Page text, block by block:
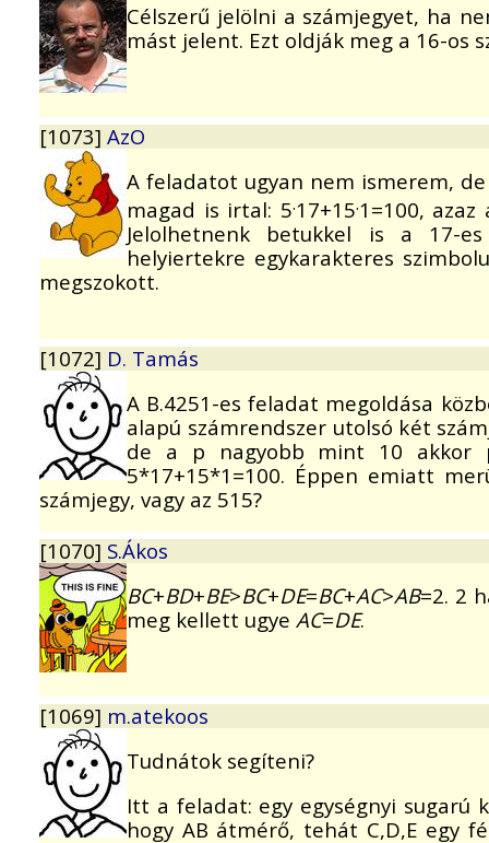
Célszerű jelölni a számjegyet, ha
mást jelent. Ezt oldják meg a 16-os
[1073] AzO
A feladatot ugyan nem ismerem,
magad is irtal: 5.17+15.1=100,
Jelolhetnenk betukkel is a 17-
helyiertekre egykarakteres
megszokott.
[1072] D. Tamás
A B.4251-es feladat megoldása
alapú számrendszer utolsó két
de a p nagyobb mint 10 akkor
5*17+15*1=100. Éppen emiatt
számjegy, vagy az 515?
[1070] S.Ákos
BC+BD+BE>BC+DE=BC+AC>AB=2. 2
meg kellett ugye AC=DE.
[1069] m.atekoos
Tudnátok segíteni?
Itt a feladat: egy egységnyi sugarú
hogy AB átmérő, tehát C,D,E egy